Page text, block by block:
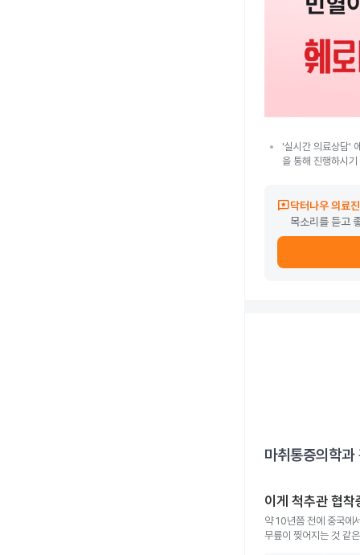
'실시간 의료상담'
을 통해 진행하시
reviews닥터나우 의료
목소리를 듣고
마취통증의학과
이게 척추관 협
약 10년쯤 전에 중국에
무릎이 찢어지는 것 같